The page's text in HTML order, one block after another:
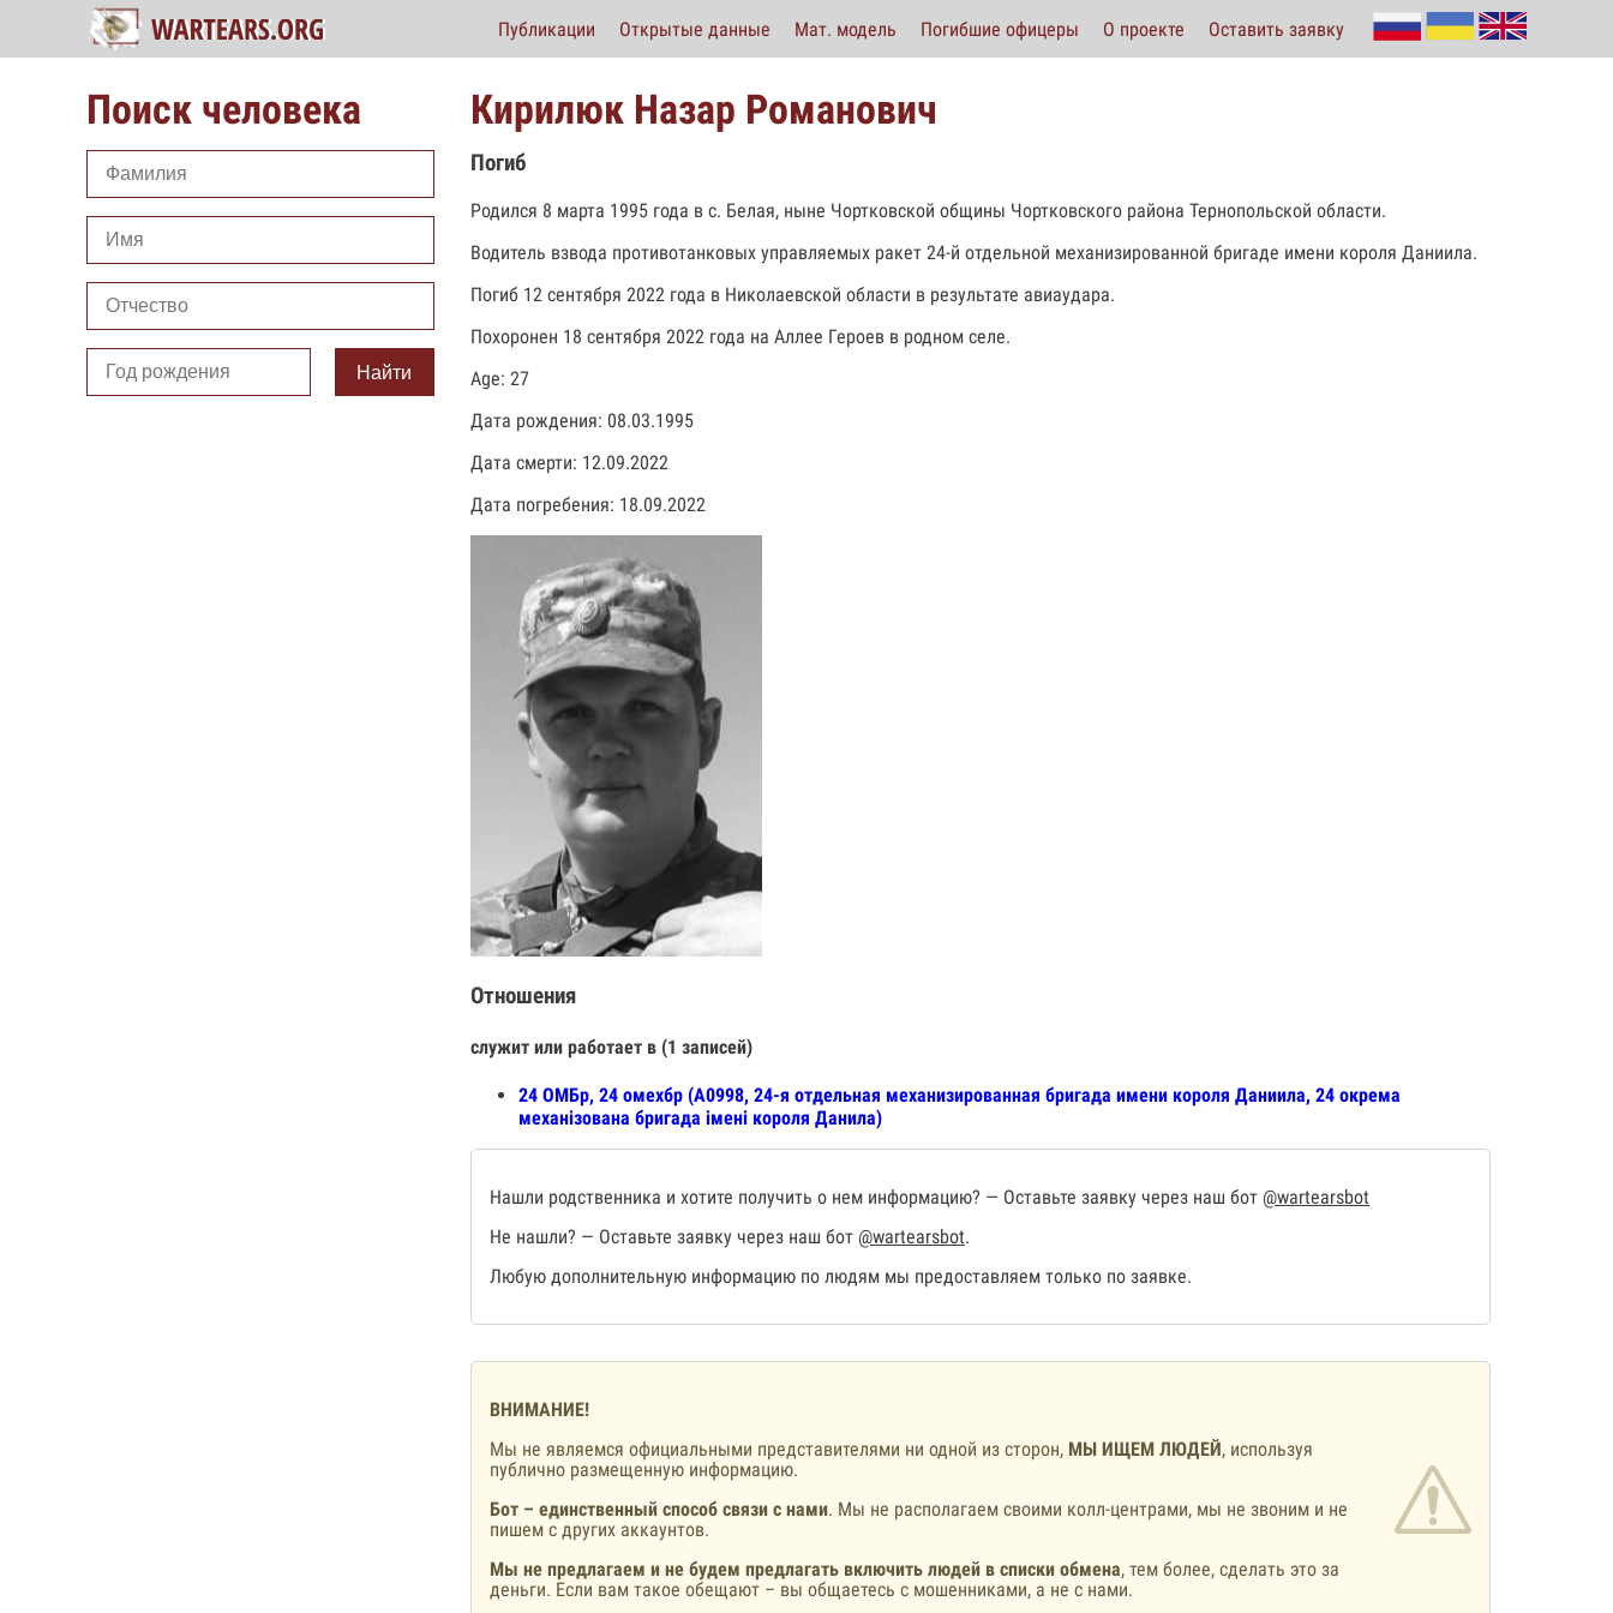
Публикации Открытые данные Мат. модель Погибшие офицеры О проекте Оставить заявку
Поиск человека
Найти
Кирилюк Назар Романович
Погиб
Родился 8 марта 1995 года в с. Белая, ныне Чортковской общины Чортковского района Тернопольской области.
Водитель взвода противотанковых управляемых ракет 24-й отдельной механизированной бригаде имени короля Даниила.
Погиб 12 сентября 2022 года в Николаевской области в результате авиаудара.
Похоронен 18 сентября 2022 года на Аллее Героев в родном селе.
Age: 27
Дата рождения: 08.03.1995
Дата смерти: 12.09.2022
Дата погребения: 18.09.2022
Отношения
служит или работает в (1 записей)
24 ОМБр, 24 омехбр (А0998, 24-я отдельная механизированная бригада имени короля Даниила, 24 окрема
механізована бригада імені короля Данила)
Нашли родственника и хотите получить о нем информацию? — Оставьте заявку через наш бот @wartearsbot
Не нашли? — Оставьте заявку через наш бот @wartearsbot.
Любую дополнительную информацию по людям мы предоставляем только по заявке.
ВНИМАНИЕ!
Мы не являемся официальными представителями ни одной из сторон, МЫ ИЩЕМ ЛЮДЕЙ, используя
публично размещенную информацию.
Бот – единственный способ связи с нами. Мы не располагаем своими колл-центрами, мы не звоним и не
пишем с других аккаунтов.
Мы не предлагаем и не будем предлагать включить людей в списки обмена, тем более, сделать это за
деньги. Если вам такое обещают – вы общаетесь с мошенниками, а не с нами.